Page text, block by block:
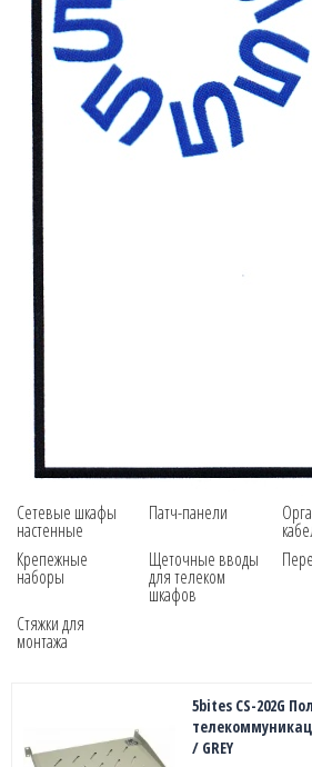
Сетевые шкафы
настенные
Патч-панели
Крепежные
наборы
Щеточные вводы
для телеком
шкафов
Стяжки для
монтажа
5bites CS-202G
/ GREY